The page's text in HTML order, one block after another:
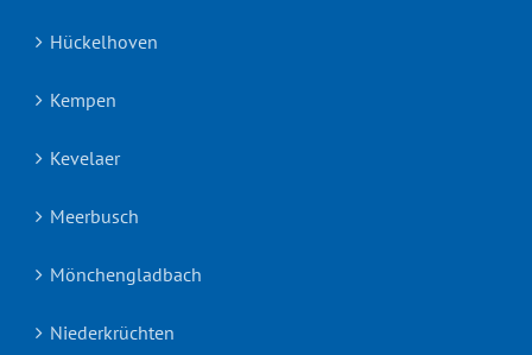
Hückelhoven
Kempen
Kevelaer
Meerbusch
Mönchengladbach
Niederkrüchten